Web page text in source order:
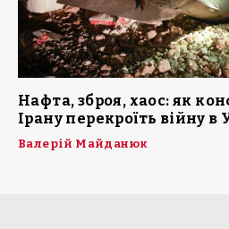
Нафта, зброя, хаос: як
Ірану перекроїть війну в
Валерій Майданюк